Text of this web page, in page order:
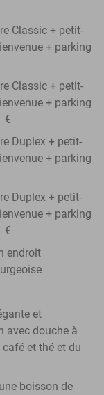
Classic + petit-
+ parking
Classic + petit-
+ parking
€
Duplex + petit-
+ parking
Duplex + petit-
+ parking
€
endroit
et
avec douche à
et thé et du
boisson de